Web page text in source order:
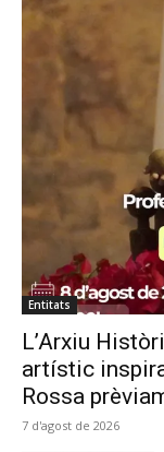
Entitats
L’Arxiu
artístic
Rossa
7 d'agost de 2026